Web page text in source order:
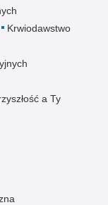
Krwiodawstwo
a Ty